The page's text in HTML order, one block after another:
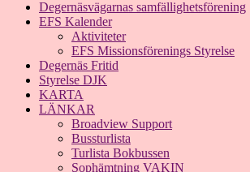
Degernäsvägarnas samfällighetsförening
EFS Kalender
Aktiviteter
EFS Missionsförenings Styrelse
Degernäs Fritid
Styrelse DJK
KARTA
LÄNKAR
Broadview Support
Bussturlista
Turlista Bokbussen
Sophämtning VAKIN